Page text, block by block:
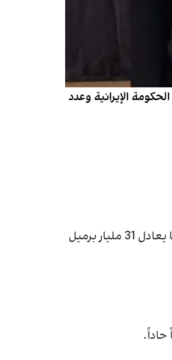
بقيمة 13 مليار دولار، وذلك بعد أسبوع من توقيع عقد بقيمة 20 مليار دولار بين الحكومة الإيرانية وعدد
بمعنى آخر، يمكن استخراج 6 في المائة فقط من احتياطيات "آزادكان" النفطية في الظروف العادية، ولا يمكن الوصول إلى نسبة الـ94 في المائة المتبقية، أي ما يعادل 31 مليار برميل